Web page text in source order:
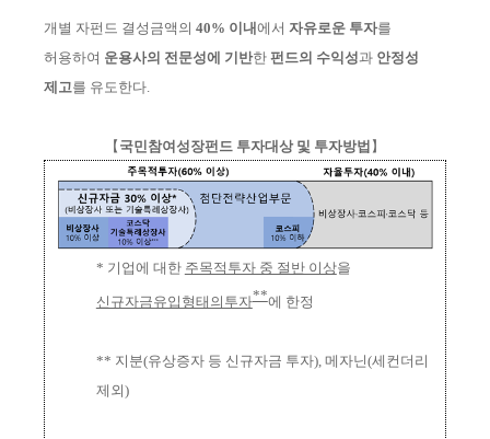
개별 자펀드 결성금액의 40% 이내 에서 자유로운 투자를
허용하여 운용사의 전문성에 기반한 펀드의 수익성과 안정성
제고를 유도한다.
【 국민참여성장펀드 투자대상 및 투자방법 】
* 기업에 대한 주목적투자 중 절반 이상을
신규자금유입형태의투자**에 한정
** 지분(유상증자 등 신규자금 투자), 메자닌(세컨더리
제외)